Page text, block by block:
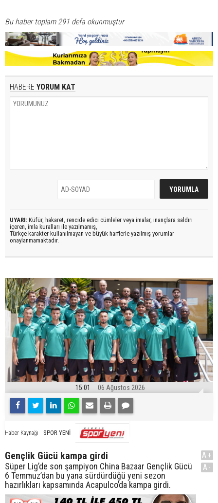
Bu haber toplam 291 defa okunmuştur
HABERE YORUM KAT
UYARI: Küfür, hakaret, rencide edici cümleler veya imalar, inançlara saldırı
içeren, imla kuralları ile yazılmamış,
Türkçe karakter kullanılmayan ve büyük harflerle yazılmış yorumlar
onaylanmamaktadır.
15:01 06 Ağustos 2026
Haber Kaynağı SPOR YENİ
Gençlik Gücü kampa girdi
Süper Lig’de son şampiyon China Bazaar Gençlik Gücü
6 Temmuz’dan bu yana sürdürdüğü yeni sezon
hazırlıkları kapsamında Acapulco’da kampa girdi.
A+
A-